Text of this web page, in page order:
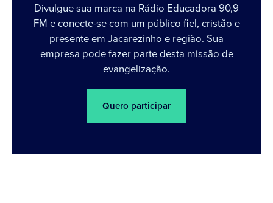
Divulgue sua marca na Rádio Educadora 90,9
FM e conecte-se com um público fiel, cristão e
presente em Jacarezinho e região. Sua
empresa pode fazer parte desta missão de
evangelização.
Quero participar